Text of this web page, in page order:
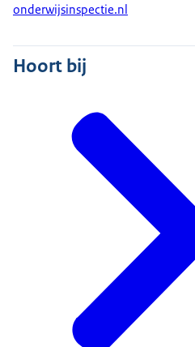
onderwijsinspectie.nl
Hoort bij